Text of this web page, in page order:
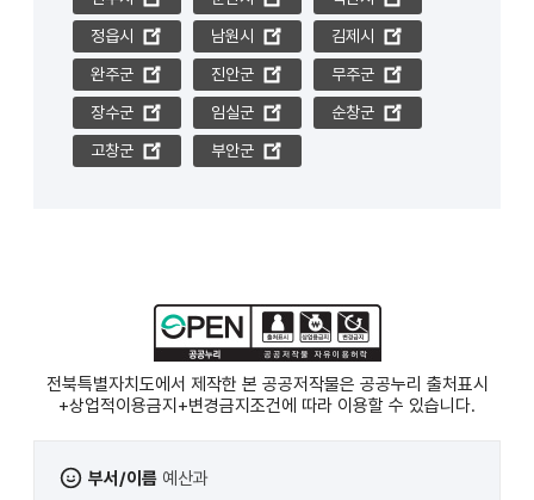
정읍시
남원시
김제시
완주군
진안군
무주군
장수군
임실군
순창군
고창군
부안군
전북특별자치도에서 제작한 본 공공저작물은 공공누리 출처표시
+상업적이용금지+변경금지 조건에 따라 이용할 수 있습니다.
부서/이름 예산과